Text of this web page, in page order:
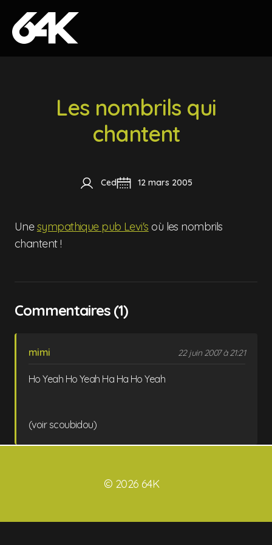
Skip to content
Les nombrils qui
chantent
Ced 12 mars 2005
Unesympathique pub Levi's où les nombrils
chantent !
Commentaires (1)
mimi 22 juin 2007 à 21:21
Ho Yeah Ho Yeah Ha Ha Ho Yeah
(voir scoubidou)
© 2026 64K